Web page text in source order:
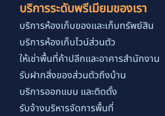
บริการระดับพรีเมียมของเรา
บริการห้องเก็บของและเก็บทรัพย์สิน
บริการห้องเก็บไวน์ส่วนตัว
ให้เช่าพื้นที่ค้าปลีกและอาคารสำนักงาน
รับฝากสิ่งของส่วนตัวถึงบ้าน
บริการออกแบบ และติดตั้ง
รับจ้างบริหารจัดการพื้นที่